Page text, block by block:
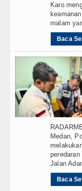
Karo
malam
Baca
Medan,
Jalan
Baca